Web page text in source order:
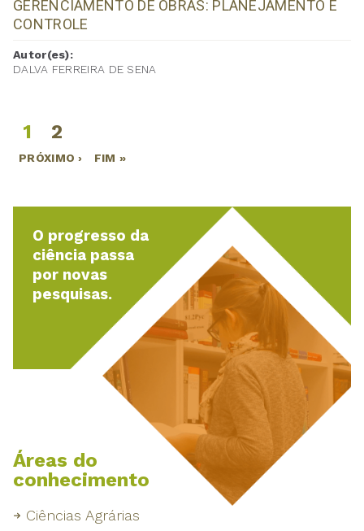
GERENCIAMENTO DE OBRAS: PLANEJAMENTO E
CONTROLE
Autor(es):
DALVA FERREIRA DE SENA
Páginas
1 2
PRÓXIMO › FIM »
O progresso da
ciência passa
por novas
pesquisas.
Áreas do
conhecimento
Ciências Agrárias